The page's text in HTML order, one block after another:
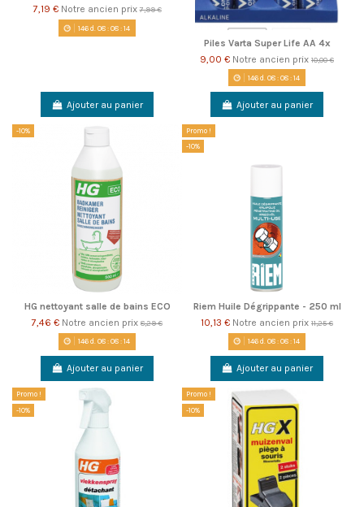
7,19 € Notre ancien prix7,99 €
146d. 08:08:14
Ajouter au panier
Piles Varta Super Life AA 4x
9,00 € Notre ancien prix 10,00 €
146d. 08:08:14
Ajouter au panier
-10%
HG nettoyant salle de bains ECO
7,46 € Notre ancien prix 8,29 €
146d.08:08:14
Ajouter au panier
Promo !
-10%
Riem Huile Dégrippante - 250 ml
10,13 € Notre ancien prix 11,25 €
146d.08:08:14
Ajouter au panier
Promo !
-10%
Promo !
-10%